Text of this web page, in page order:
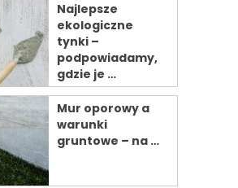
Najlepsze
ekologiczne
tynki –
podpowiadamy,
gdzie je …
Mur oporowy a
warunki
gruntowe – na …